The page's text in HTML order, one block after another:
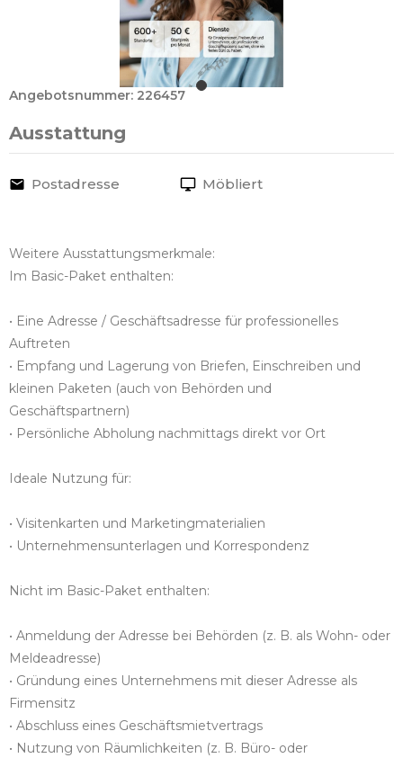
Angebotsnummer: 226457
Ausstattung
Postadresse Möbliert
Weitere Ausstattungsmerkmale:
Im Basic-Paket enthalten:
• Eine Adresse / Geschäftsadresse für professionelles
Auftreten
• Empfang und Lagerung von Briefen, Einschreiben und
kleinen Paketen (auch von Behörden und
Geschäftspartnern)
• Persönliche Abholung nachmittags direkt vor Ort
Ideale Nutzung für:
• Visitenkarten und Marketingmaterialien
• Unternehmensunterlagen und Korrespondenz
Nicht im Basic-Paket enthalten:
• Anmeldung der Adresse bei Behörden (z. B. als Wohn- oder
Meldeadresse)
• Gründung eines Unternehmens mit dieser Adresse als
Firmensitz
• Abschluss eines Geschäftsmietvertrags
• Nutzung von Räumlichkeiten (z. B. Büro- oder